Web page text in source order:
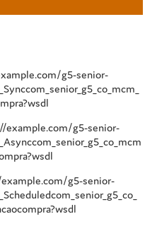
g5-senior-
example.com/g5-senior-
g5-senior-